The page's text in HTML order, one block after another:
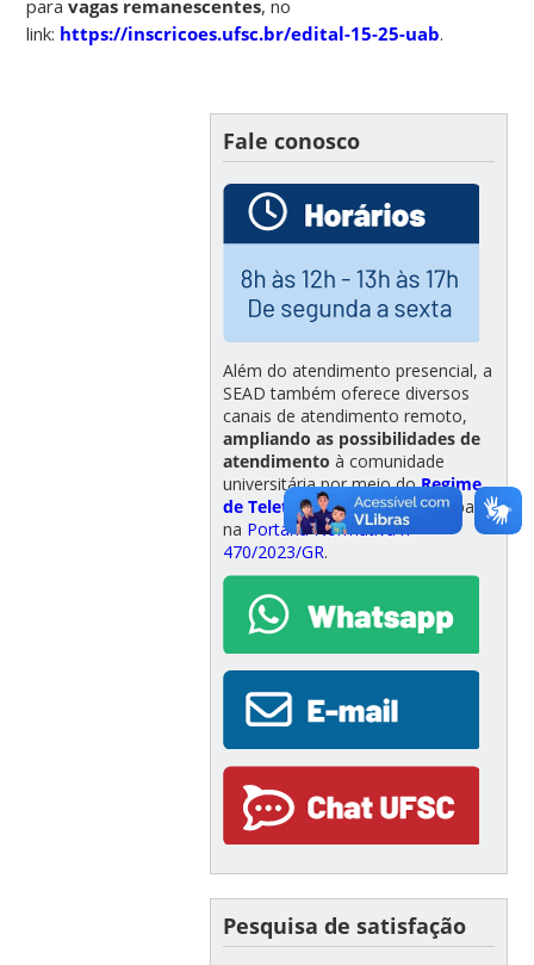
paravagas remanescentes, no
link: https://inscricoes.ufsc.br/edital-15-25-uab.
Fale conosco
Além do atendimento presencial, a
SEAD também oferece diversos
canais de atendimento remoto,
ampliando as possibilidades de
atendimento à comunidade
universitária por meio doRegime
de Teletrabalho Parcialcom base
na Portaria Normativa nº
470/2023/GR.
Pesquisa de satisfação